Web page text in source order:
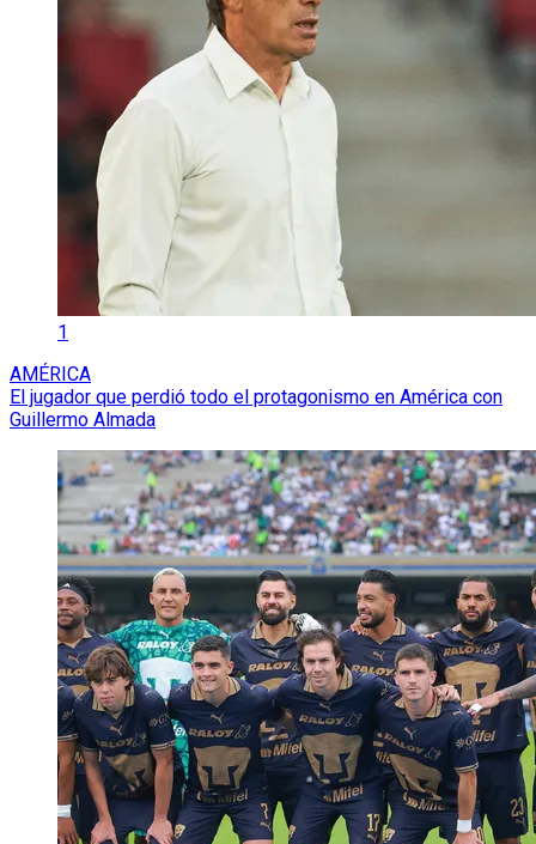
1
AMÉRICA
El jugador que perdió todo el protagonismo en América con
Guillermo Almada